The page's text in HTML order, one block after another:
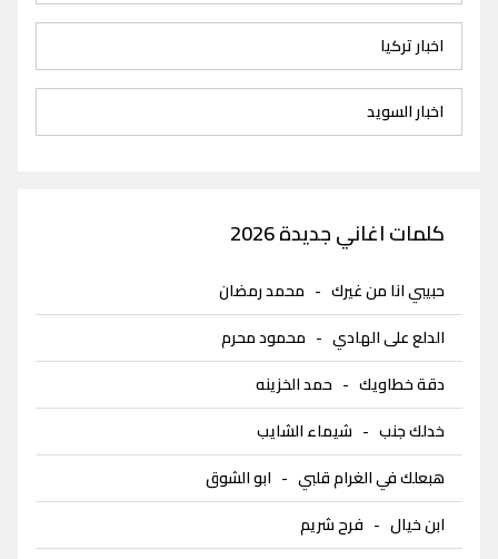
اخبار تركيا
اخبار السويد
كلمات اغاني جديدة 2026
حبيبي انا من غيرك - محمد رمضان
الدلع على الهادي - محمود محرم
دقة خطاويك - حمد الخزينه
خدلك جنب - شيماء الشايب
هبعلك في الغرام قلبي - ابو الشوق
ابن خيال - فرح شريم